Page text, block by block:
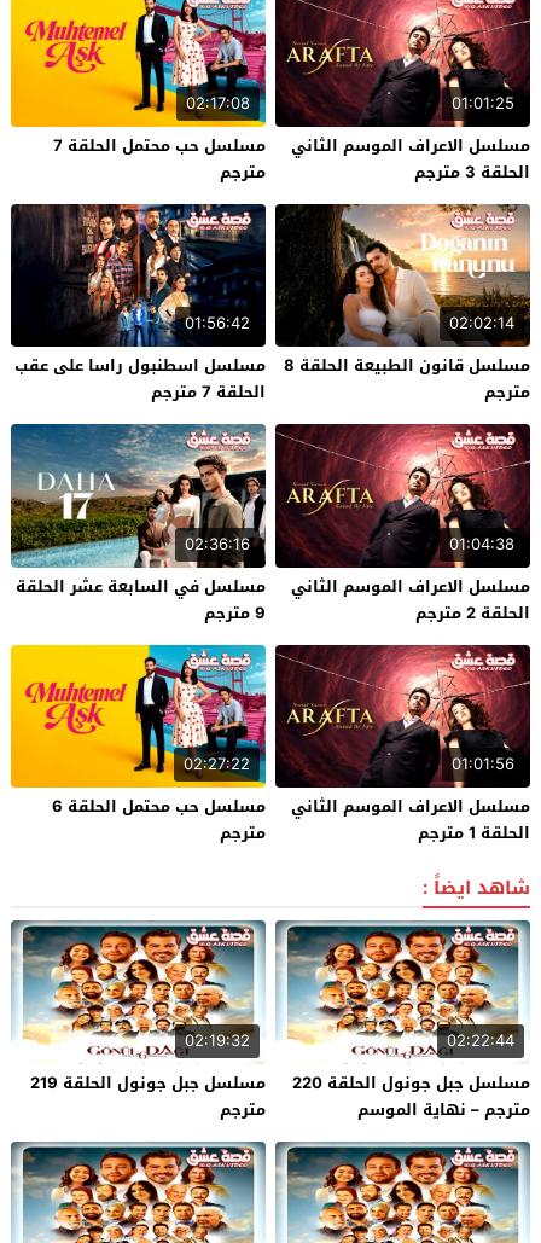
01:01:25
مسلسل الاعراف الموسم الثاني
الحلقة 3 مترجم
02:17:08
مسلسل حب محتمل الحلقة 7
مترجم
02:02:14
مسلسل قانون الطبيعة الحلقة 8
مترجم
01:56:42
مسلسل اسطنبول راسا على عقب
الحلقة 7 مترجم
01:04:38
مسلسل الاعراف الموسم الثاني
الحلقة 2 مترجم
02:36:16
مسلسل في السابعة عشر الحلقة
9 مترجم
01:01:56
مسلسل الاعراف الموسم الثاني
الحلقة 1 مترجم
02:27:22
مسلسل حب محتمل الحلقة 6
مترجم
شاهد ايضاً :
02:22:44
مسلسل جبل جونول الحلقة 220
مترجم – نهاية الموسم
02:19:32
مسلسل جبل جونول الحلقة 219
مترجم